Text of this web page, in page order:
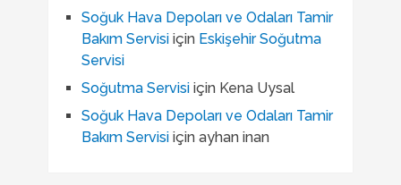
Soğuk Hava Depoları ve Odaları Tamir
Bakım Servisiiçin Eskişehir Soğutma
Servisi
Soğutma Servisiiçin Kena Uysal
Soğuk Hava Depoları ve Odaları Tamir
Bakım Servisiiçin ayhan inan